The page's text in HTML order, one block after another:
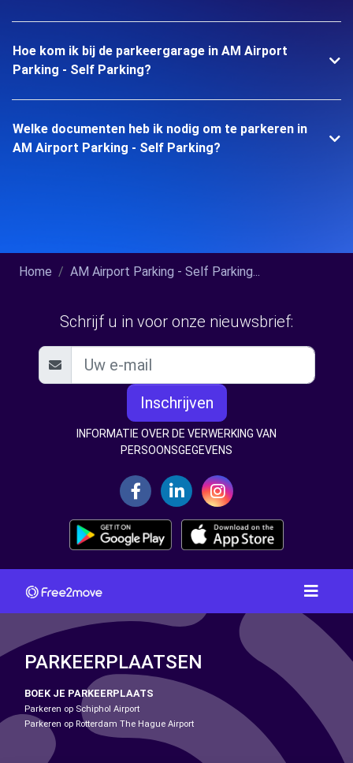
Hoe kom ik bij de parkeergarage in AM Airport
Parking - Self Parking?
Welke documenten heb ik nodig om te parkeren in
AM Airport Parking - Self Parking?
Home AM Airport Parking - Self Parking...
Schrijf u in voor onze nieuwsbrief:
Inschrijven
INFORMATIE OVER DE VERWERKING VAN
PERSOONSGEGEVENS
PARKEERPLAATSEN
BOEK JE PARKEERPLAATS
Parkeren op Schiphol Airport
Parkeren op Rotterdam The Hague Airport